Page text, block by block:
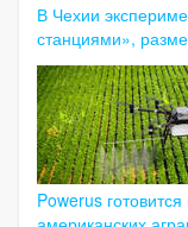
В Чехии
станциями»,
Powerus